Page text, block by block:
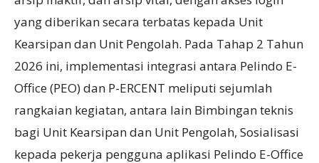
yang diberikan secara terbatas kepada Unit
Kearsipan dan Unit Pengolah. Pada Tahap 2 Tahun
2026 ini, implementasi integrasi antara Pelindo E-
Office (PEO) dan P-ERCENT meliputi sejumlah
rangkaian kegiatan, antara lain Bimbingan teknis
bagi Unit Kearsipan dan Unit Pengolah, Sosialisasi
kepada pekerja pengguna aplikasi Pelindo E-Office